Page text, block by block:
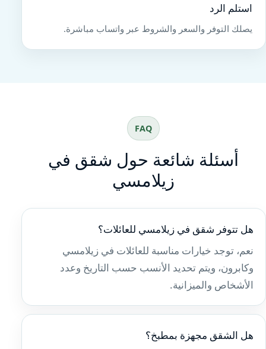
استلم الرد
يصلك التوفر والسعر والشروط عبر واتساب مباشرة.
FAQ
أسئلة شائعة حول شقق في
زيلامسي
هل تتوفر شقق في زيلامسي للعائلات؟
نعم، توجد خيارات مناسبة للعائلات في زيلامسي
وكابرون، ويتم تحديد الأنسب حسب التاريخ وعدد
الأشخاص والميزانية.
هل الشقق مجهزة بمطبخ؟